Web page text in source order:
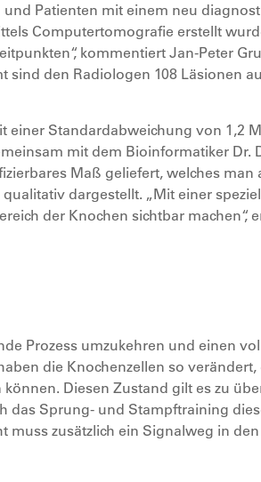
Patienten mit einem neu
Computertomografie erstellt
kommentiert Jan-Peter
sind den Radiologen 108 Läsionen
einer Standardabweichung von 1,2
mit dem Bioinformatiker Dr.
Maß geliefert, welches man
dargestellt. „Mit einer
der Knochen sichtbar machen“,
Prozess umzukehren und einen
die Knochenzellen so verändert,
Diesen Zustand gilt es zu
das Sprung- und Stampftraining
zusätzlich ein Signalweg in den